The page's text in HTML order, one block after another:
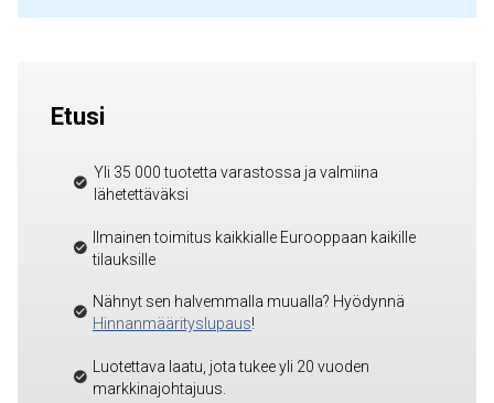
Etusi
Yli 35 000 tuotetta varastossa ja valmiina
lähetettäväksi
Ilmainen toimitus kaikkialle Eurooppaan kaikille
tilauksille
Nähnyt sen halvemmalla muualla? Hyödynnä
Hinnanmäärityslupaus!
Luotettava laatu, jota tukee yli 20 vuoden
markkinajohtajuus.